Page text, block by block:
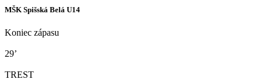
MŠK Spišská Belá U14
Koniec zápasu
29’
TREST